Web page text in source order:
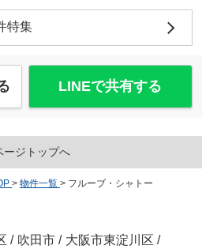
特集
LINEで共有する
ージトップへ
> 物件一覧 > フルーブ・シャトー
/ 吹田市 / 大阪市東淀川区 /